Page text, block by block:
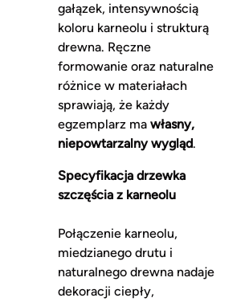
gałązek, intensywnością
koloru karneolu i strukturą
drewna. Ręczne
formowanie oraz naturalne
różnice w materiałach
sprawiają, że każdy
egzemplarz ma własny,
niepowtarzalny wygląd.
Specyfikacja drzewka
szczęścia z karneolu
Połączenie karneolu,
miedzianego drutu i
naturalnego drewna nadaje
dekoracji ciepły,